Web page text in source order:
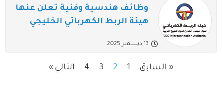
وظائف هندسية وفنية تعلن عنها
هيئة الربط الكهربائي الخليجي
13 ديسمبر 2025
« السابق 1
2
3
4 التالي »